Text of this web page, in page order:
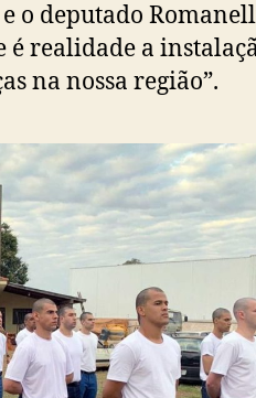
o deputado
é realidade a
na nossa região”.